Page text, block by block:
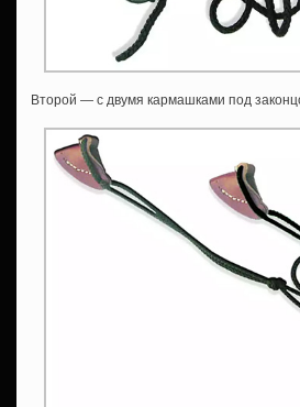
Второй — с двумя кармашками под